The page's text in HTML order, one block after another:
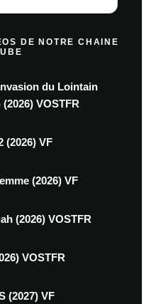
DE NOTRE CHAINE
du Lointain
VOSTFR
(2026) VF
(2026) VF
(2026) VOSTFR
VOSTFR
(2027) VF